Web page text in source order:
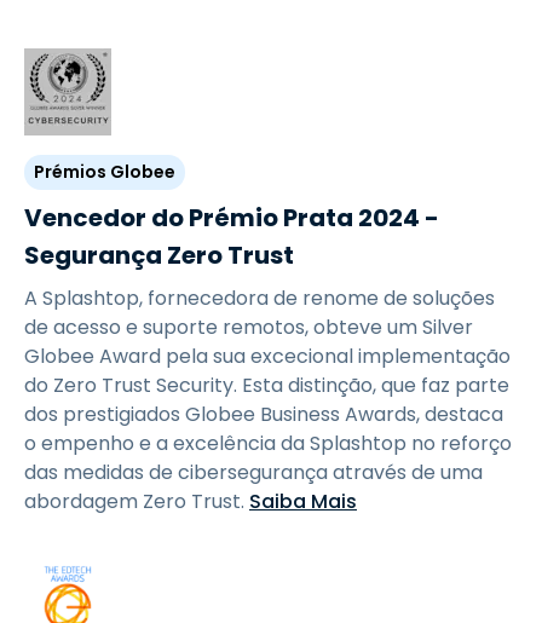
Prémios Globee
Vencedor do Prémio Prata 2024 -
Segurança Zero Trust
A Splashtop, fornecedora de renome de soluções
de acesso e suporte remotos, obteve um Silver
Globee Award pela sua excecional implementação
do Zero Trust Security. Esta distinção, que faz parte
dos prestigiados Globee Business Awards, destaca
o empenho e a excelência da Splashtop no reforço
das medidas de cibersegurança através de uma
abordagem Zero Trust. Saiba Mais